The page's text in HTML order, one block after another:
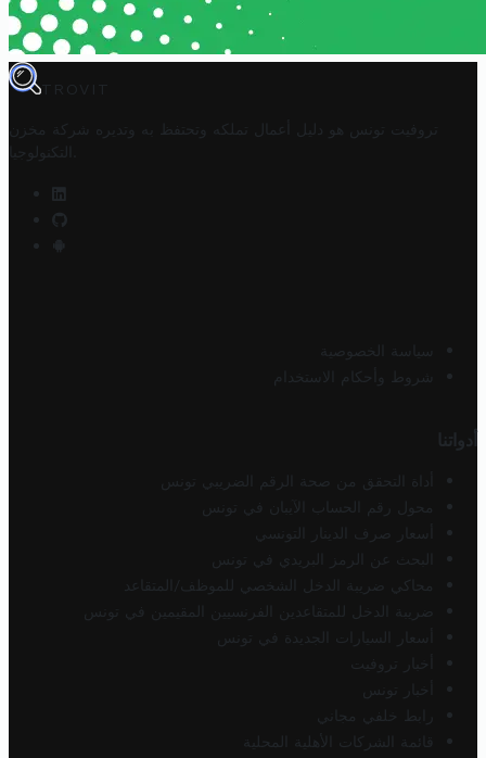
TROVIT
تروفيت تونس هو دليل أعمال تملكه وتحتفظ به وتديره
شركة مخزن
التكنولوجيا
سياسة الخصوصية
شروط وأحكام الاستخدام
أدواتنا
أداة التحقق من صحة الرقم الضريبي تونس
محول رقم الحساب الآيبان في تونس
أسعار صرف الدينار التونسي
البحث عن الرمز البريدي في تونس
محاكي ضريبة الدخل الشخصي للموظف/المتقاعد
ضريبة الدخل للمتقاعدين الفرنسيين المقيمين في تونس
أسعار السيارات الجديدة في تونس
أخبار تروفيت
أخبار تونس
رابط خلفي مجاني
قائمة الشركات الأهلية المحلية